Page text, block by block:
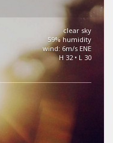
clear sky
59% humidity
wind: 6m/s ENE
H 32 • L 30